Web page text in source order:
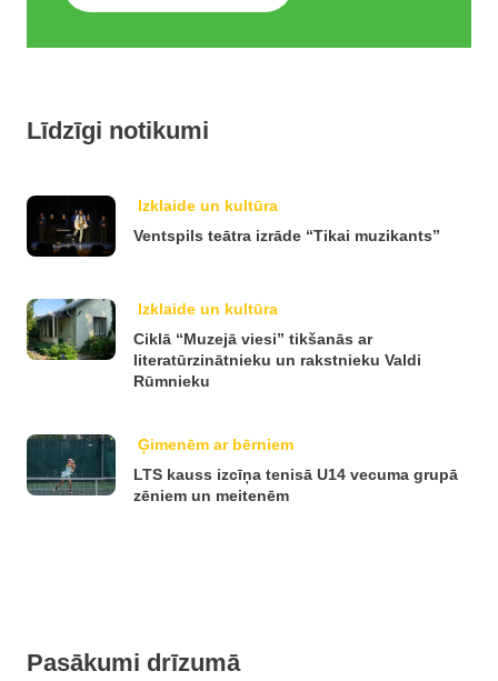
Līdzīgi notikumi
Izklaide un kultūra
Ventspils teātra izrāde “Tikai muzikants”
Izklaide un kultūra
Ciklā “Muzejā viesi” tikšanās ar
literatūrzinātnieku un rakstnieku Valdi
Rūmnieku
Ģimenēm ar bērniem
LTS kauss izcīņa tenisā U14 vecuma grupā
zēniem un meitenēm
Pasākumi drīzumā